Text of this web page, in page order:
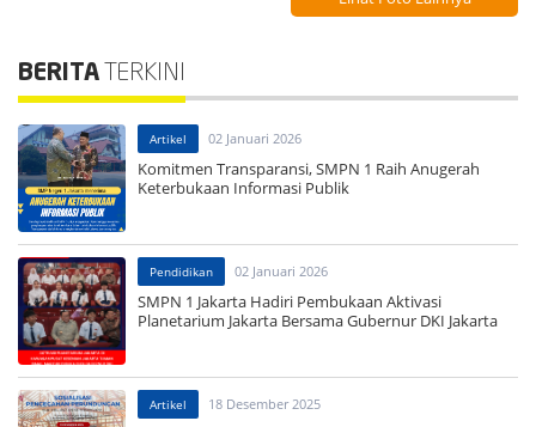
BERITA TERKINI
Artikel 02 Januari 2026
Komitmen Transparansi, SMPN 1 Raih Anugerah
Keterbukaan Informasi Publik
Pendidikan 02 Januari 2026
SMPN 1 Jakarta Hadiri Pembukaan Aktivasi
Planetarium Jakarta Bersama Gubernur DKI Jakarta
Artikel 18 Desember 2025